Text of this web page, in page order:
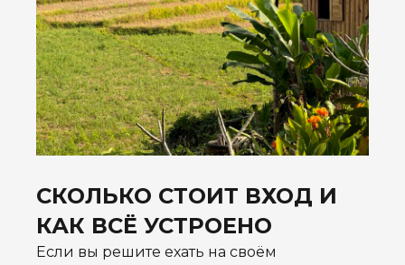
СКОЛЬКО СТОИТ ВХОД И
КАК ВСЁ УСТРОЕНО
Если вы решите ехать на своём